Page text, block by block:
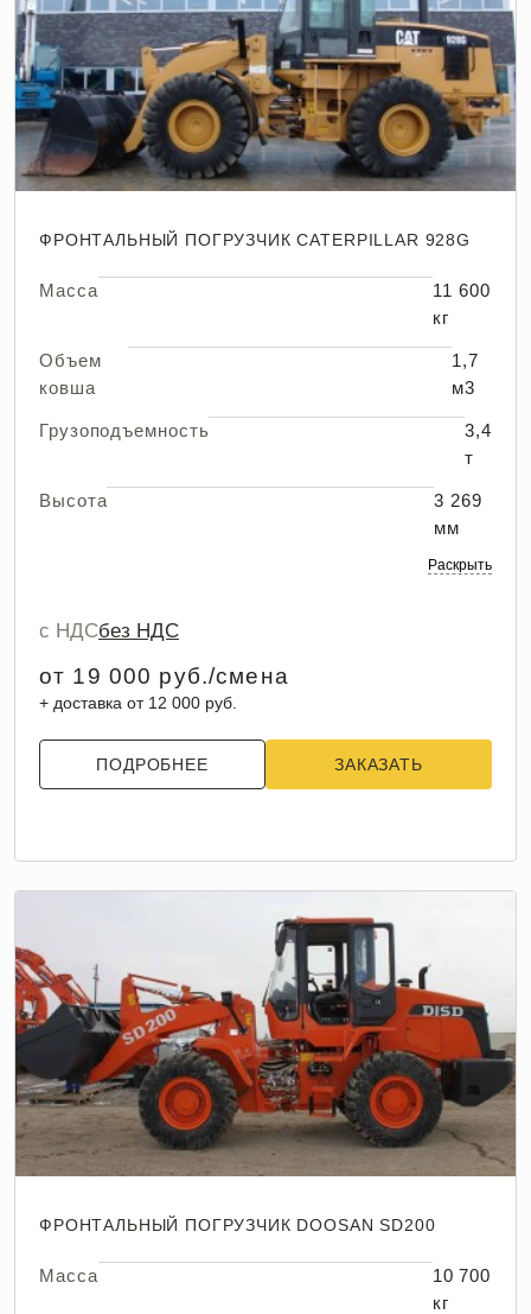
ФРОНТАЛЬНЫЙ ПОГРУЗЧИК CATERPILLAR 928G
Масса
11 600
кг
Объем
ковша
1,7
м3
Грузоподъемность
3,4
т
Высота
3 269
мм
Раскрыть
с НДСбез НДС
от 19 000 руб./смена
+ доставка от 12 000 руб.
ПОДРОБНЕЕ ЗАКАЗАТЬ
ФРОНТАЛЬНЫЙ ПОГРУЗЧИК DOOSAN SD200
Масса
10 700
кг